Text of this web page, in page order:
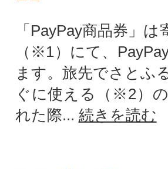
「PayPay商品券」
（※1）にて、
ます。旅先でさとふ
ぐに使える（※2）
れた際... 続きを読む